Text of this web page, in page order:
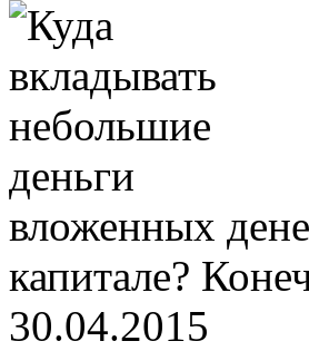
вложенных
капитале?
30.04.2015